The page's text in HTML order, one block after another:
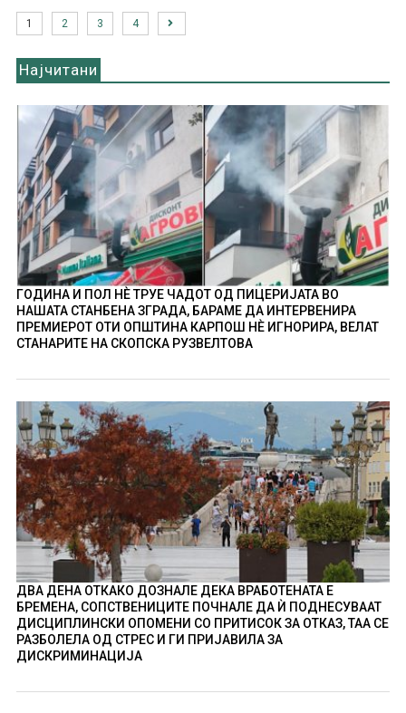
1 2 3 4
Најчитани
ГОДИНА И ПОЛ НÈ ТРУЕ ЧАДОТ ОД ПИЦЕРИЈАТА ВО
НАШАТА СТАНБЕНА ЗГРАДА, БАРАМЕ ДА ИНТЕРВЕНИРА
ПРЕМИЕРОТ ОТИ ОПШТИНА КАРПОШ НÈ ИГНОРИРА, ВЕЛАТ
СТАНАРИТЕ НА СКОПСКА РУЗВЕЛТОВА
ДВА ДЕНА ОТКАКО ДОЗНАЛЕ ДЕКА ВРАБОТЕНАТА Е
БРЕМЕНА, СОПСТВЕНИЦИТЕ ПОЧНАЛЕ ДА Ѝ ПОДНЕСУВААТ
ДИСЦИПЛИНСКИ ОПОМЕНИ СО ПРИТИСОК ЗА ОТКАЗ, ТАА СЕ
РАЗБОЛЕЛА ОД СТРЕС И ГИ ПРИЈАВИЛА ЗА
ДИСКРИМИНАЦИЈА